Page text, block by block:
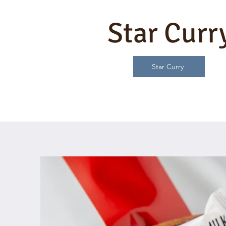
Star
Star Curry